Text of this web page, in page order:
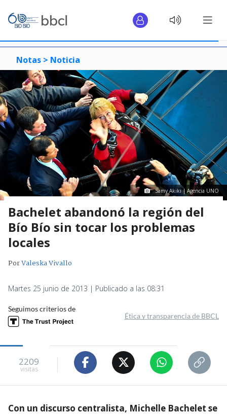
Notas > Noticia
Samy Akiki | Agencia UNO
Bachelet abandonó la región del
Bío Bío sin tocar los problemas
locales
PorValeska Vivallo
Martes 25 junio de 2013 | Publicado a las 08:31
Seguimos criterios de
Ética y transparencia de BBCL
2209
visitas
Con un discurso centralista, Michelle Bachelet se